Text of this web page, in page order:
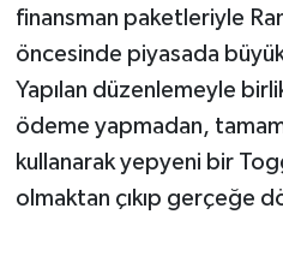
finansman paketleriyle
öncesinde piyasada
Yapılan düzenlemeyle
ödeme yapmadan,
kullanarak yepyeni bir
olmaktan çıkıp gerçeğe